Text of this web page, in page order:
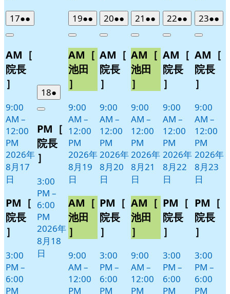
172026
年
月
17
日
●●
件
イ
Close
AM［
院長
］
9:00
AM –
12:00
PM
2026年
8月17
日
PM［
院長
］
3:00
PM –
6:00
PM
182026
年
月
18
日
●
件
イ
ベ
Close
PM［
院長
］
3:00
PM –
6:00
PM
2026年
8月18
日
192026
年
月
19
日
●●
件
イ
ベ
ト)
Close
AM［
池田
］
9:00
AM –
12:00
PM
2026年
8月19
日
AM［
池田
］
9:00
AM –
12:00
PM
202026
年
月
20
日
●●
件
イ
ベ
ト)
Close
AM［
院長
］
9:00
AM –
12:00
PM
2026年
8月20
日
PM［
院長
］
3:00
PM –
6:00
PM
21 2026
年
月
21
日
●●
件
イ
ベ
ト)
Close
AM［
池田
］
9:00
AM –
12:00
PM
2026年
8月21
日
AM［
池田
］
9:00
AM –
12:00
PM
222026
年
月
22
日
●●
件
イ
ベ
ト)
Close
AM［
院長
］
9:00
AM –
12:00
PM
2026年
8月22
日
PM［
院長
］
3:00
PM –
6:00
PM
232026
年
月
23
日
●●
件
イ
Close
AM［
院長
］
9:00
AM –
12:00
PM
2026年
8月23
日
PM［
院長
］
3:00
PM –
6:00
PM